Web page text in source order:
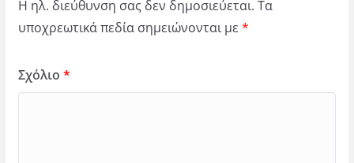
Η ηλ. διεύθυνση σας δεν δημοσιεύεται. Τα
υποχρεωτικά πεδία σημειώνονται με *
Σχόλιο *